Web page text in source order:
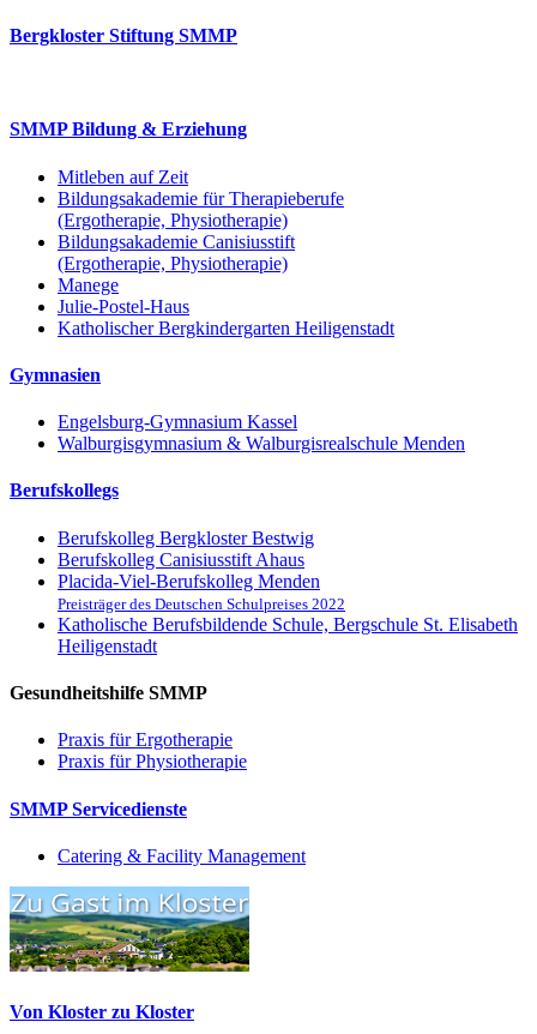
Bergkloster Stiftung SMMP
SMMP Bildung & Erziehung
Mitleben auf Zeit
Bildungsakademie für Therapieberufe
(Ergotherapie, Physiotherapie)
Bildungsakademie Canisiusstift
(Ergotherapie, Physiotherapie)
Manege
Julie-Postel-Haus
Katholischer Bergkindergarten Heiligenstadt
Gymnasien
Engelsburg-Gymnasium Kassel
Walburgisgymnasium & Walburgisrealschule Menden
Berufskollegs
Berufskolleg Bergkloster Bestwig
Berufskolleg Canisiusstift Ahaus
Placida-Viel-Berufskolleg Menden
Preisträger des Deutschen Schulpreises 2022
Katholische Berufsbildende Schule, Bergschule St. Elisabeth
Heiligenstadt
Gesundheitshilfe SMMP
Praxis für Ergo­therapie
Praxis für Physio­therapie
SMMP Servicedienste
Catering & Facility Management
Von Kloster zu Kloster